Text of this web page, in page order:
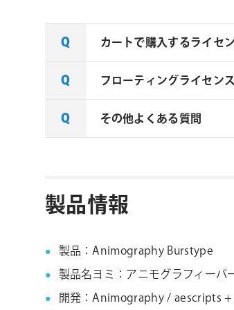
カートで購入するライセ
aescripts + aeplugins製
合は、下記リンクよりお
aescripts社製品 マルチラ
フローティングライセン
一部製品でフローティン
ご確認ください。なお、
その他よくある質問
製品情報
製品：Animography Burstype
製品名ヨミ：アニモグラフィーバ
開発：Animography / aescripts